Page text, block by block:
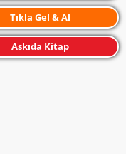
Tıkla Gel & Al
Askıda Kitap